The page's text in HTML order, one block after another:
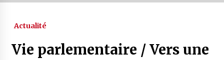
4 ans ago
Actualité
Vie parlementaire / Vers une